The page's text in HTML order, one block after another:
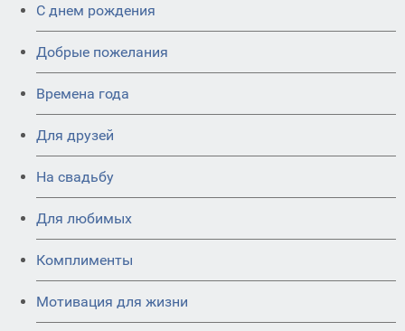
C днем рождения
Добрые пожелания
Времена года
Для друзей
На свадьбу
Для любимых
Комплименты
Мотивация для жизни